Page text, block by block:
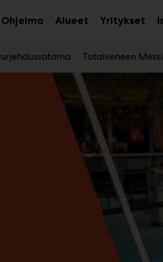
Totalveneen Messi
Ohjelma AlueetAvaaYritykset